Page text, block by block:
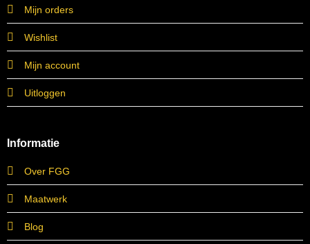
Mijn orders
Wishlist
Mijn account
Uitloggen
Informatie
Over FGG
Maatwerk
Blog